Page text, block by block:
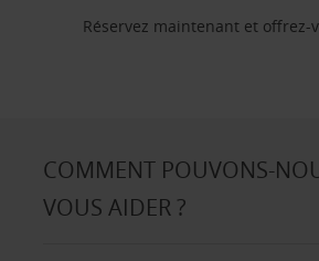
Réservez maintenant et offrez-
COMMENT POUVONS-
VOUS AIDER ?